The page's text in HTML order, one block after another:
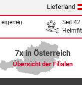
Lieferland
Seit 42
7x in Österreich
Übersicht der Filialen